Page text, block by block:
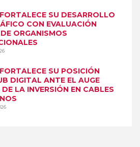
SU DESARROLLO
CON EVALUACIÓN
ORGANISMOS
SU POSICIÓN
DIGITAL ANTE EL AUGE
LA INVERSIÓN EN CABLES